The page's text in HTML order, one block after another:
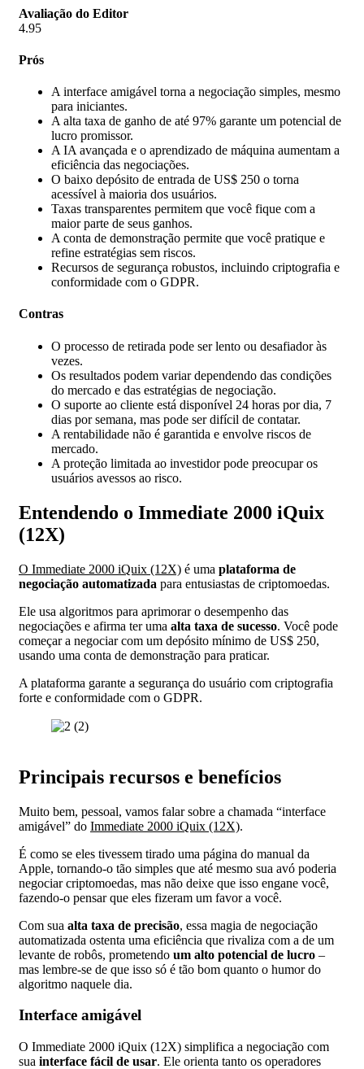
Avaliação do Editor
4.95
Prós
A interface amigável torna a negociação simples, mesmo
para iniciantes.
A alta taxa de ganho de até 97% garante um potencial de
lucro promissor.
A IA avançada e o aprendizado de máquina aumentam a
eficiência das negociações.
O baixo depósito de entrada de US$ 250 o torna
acessível à maioria dos usuários.
Taxas transparentes permitem que você fique com a
maior parte de seus ganhos.
A conta de demonstração permite que você pratique e
refine estratégias sem riscos.
Recursos de segurança robustos, incluindo criptografia e
conformidade com o GDPR.
Contras
O processo de retirada pode ser lento ou desafiador às
vezes.
Os resultados podem variar dependendo das condições
do mercado e das estratégias de negociação.
O suporte ao cliente está disponível 24 horas por dia, 7
dias por semana, mas pode ser difícil de contatar.
A rentabilidade não é garantida e envolve riscos de
mercado.
A proteção limitada ao investidor pode preocupar os
usuários avessos ao risco.
Entendendo o Immediate 2000 iQuix
(12X)
O Immediate 2000 iQuix (12X) é uma plataforma de
negociação automatizada para entusiastas de criptomoedas.
Ele usa algoritmos para aprimorar o desempenho das
negociações e afirma ter uma alta taxa de sucesso. Você pode
começar a negociar com um depósito mínimo de US$ 250,
usando uma conta de demonstração para praticar.
A plataforma garante a segurança do usuário com criptografia
forte e conformidade com o GDPR.
Principais recursos e benefícios
Muito bem, pessoal, vamos falar sobre a chamada “interface
amigável” do Immediate 2000 iQuix (12X).
É como se eles tivessem tirado uma página do manual da
Apple, tornando-o tão simples que até mesmo sua avó poderia
negociar criptomoedas, mas não deixe que isso engane você,
fazendo-o pensar que eles fizeram um favor a você.
Com sua alta taxa de precisão, essa magia de negociação
automatizada ostenta uma eficiência que rivaliza com a de um
levante de robôs, prometendo um alto potencial de lucro –
mas lembre-se de que isso só é tão bom quanto o humor do
algoritmo naquele dia.
Interface amigável
O Immediate 2000 iQuix (12X) simplifica a negociação com
sua interface fácil de usar. Ele orienta tanto os operadores